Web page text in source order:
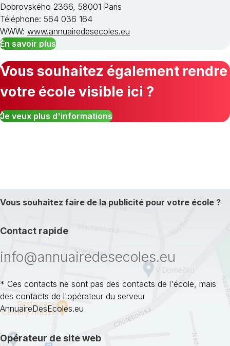
Dobrovského 2366, 58001 Paris
Téléphone: 564 036 164
WWW: www.annuairedesecoles.eu
En savoir plus
Vous souhaitez également rendre
votre école visible ici ?
Je veux plus d'informations
Vous souhaitez faire de la publicité pour votre école ?
Contact rapide
info@annuairedesecoles.eu
* Ces contacts ne sont pas des contacts de l'école, mais
des contacts de l'opérateur du serveur
AnnuaireDesEcoles.eu
Opérateur de site web